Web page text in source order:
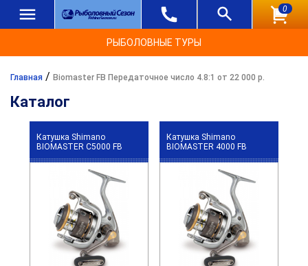
0
РЫБОЛОВНЫЕ ТУРЫ
Главная / Biomaster FB Передаточное число 4.8:1 от 22 000 р.
Каталог
Катушка Shimano
BIOMASTER C5000 FB
Катушка Shimano
BIOMASTER 4000 FB